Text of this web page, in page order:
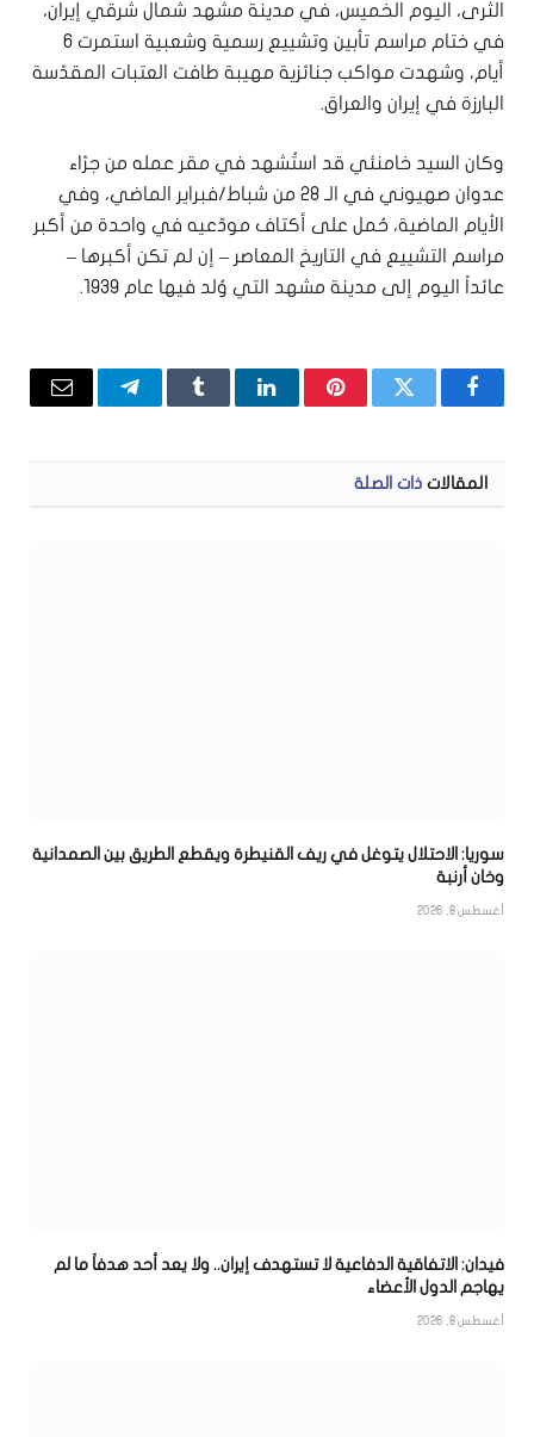
الثرى، اليوم الخميس، في مدينة مشهد شمال شرقي إيران،
في ختام مراسم تأبين وتشييع رسمية وشعبية استمرت 6
أيام، وشهدت مواكب جنائزية مهيبة طافت العتبات المقدّسة
البارزة في إيران والعراق.
وكان السيد خامنئي قد استُشهد في مقر عمله من جرّاء
عدوان صهيوني في الـ 28 من شباط/فبراير الماضي، وفي
الأيام الماضية، حُمل على أكتاف مودّعيه في واحدة من أكبر
مراسم التشييع في التاريخ المعاصر – إن لم تكن أكبرها –
عائداً اليوم إلى مدينة مشهد التي وُلد فيها عام 1939.
فيسبوكتويتر بينتيريستلينكدإنTumblrتيلقرامالبريد
المقالات ذات الصلة
سوريا: الاحتلال يتوغل في ريف القنيطرة ويقطع الطريق بين الصمدانية
وخان أرنبة
أغسطس 8, 2026
فيدان: الاتفاقية الدفاعية لا تستهدف إيران.. ولا يعد أحد هدفاً ما لم
يهاجم الدول الأعضاء
أغسطس 8, 2026